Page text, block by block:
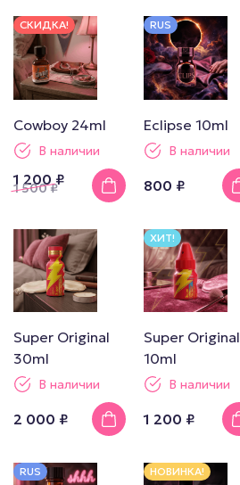
СКИДКА!
Cowboy 24ml
В наличии
1 200 ₽
1 500₽
RUS
Eclipse 10ml
В наличии
800 ₽
Super Original
30ml
В наличии
2 000 ₽
ХИТ!
Super Original
10ml
В наличии
1 200 ₽
RUS НОВИНКА!